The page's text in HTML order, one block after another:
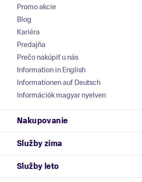
Promo akcie
Blog
Kariéra
Predajňa
Prečo nakúpiť u nás
Information in English
Informationen auf Deutsch
Információk magyar nyelven
Nakupovanie
Služby zima
Služby leto